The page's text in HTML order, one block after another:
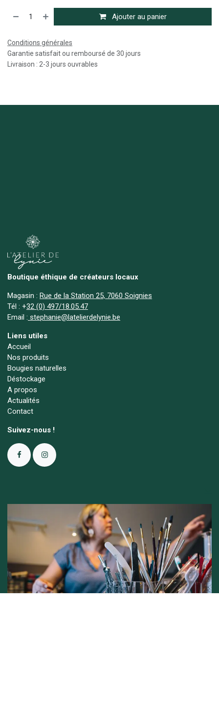
Ajouter au panier
Conditions générales
Garantie satisfait ou remboursé de 30 jours
Livraison : 2-3 jours ouvrables
Boutique éthique de créateurs locaux
Magasin : Rue de la Station 25, 7060 Soignies
Tél : +32 (0) 497/18.05.47
Email : stephanie@latelierdelynie.be
Liens utiles
Accueil
Nos produits
Bougies naturelles
Déstockage
A propos
Actualités
Contact
Suivez-nous !